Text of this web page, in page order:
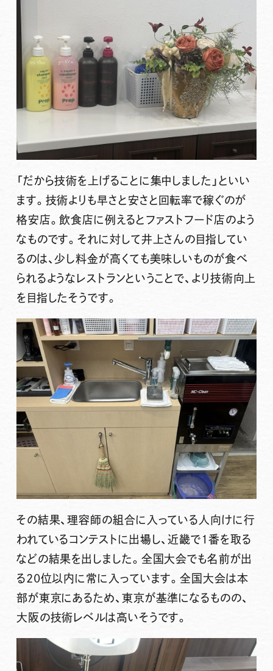
「だから技術を上げることに集中しました」といい
ます。技術よりも早さと安さと回転率で稼ぐのが
格安店。飲食店に例えるとファストフード店のよう
なものです。それに対して井上さんの目指してい
るのは、少し料金が高くても美味しいものが食べ
られるようなレストランということで、より技術向上
を目指したそうです。
その結果、理容師の組合に入っている人向けに行
われているコンテストに出場し、近畿で1番を取る
などの結果を出しました。全国大会でも名前が出
る20位以内に常に入っています。全国大会は本
部が東京にあるため、東京が基準になるものの、
大阪の技術レベルは高いそうです。